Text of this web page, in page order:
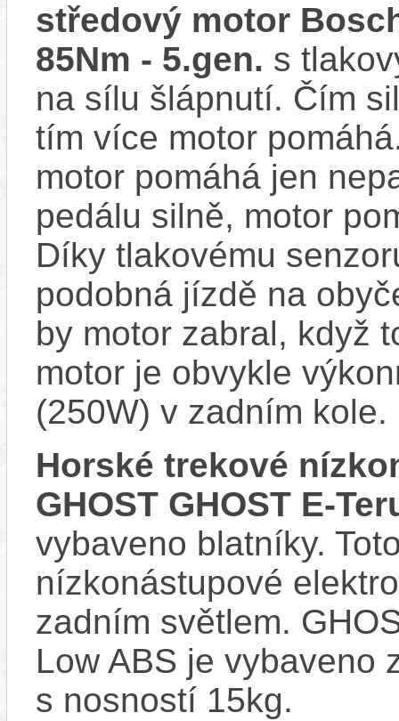
středový motor
85Nm - 5.gen. s
na sílu šlápnutí. Čím
tím více motor
motor pomáhá jen
pedálu silně, motor
Díky tlakovému
podobná jízdě na
by motor zabral, když
motor je obvykle
(250W) v zadním kole.
Horské trekové
GHOST GHOST E-
vybaveno blatníky.
nízkonástupové
zadním světlem.
Low ABS je vybaveno
s nosností 15kg.